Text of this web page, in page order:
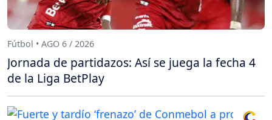
Fútbol • AGO 6 / 2026
Jornada de partidazos: Así se juega la fecha 4
de la Liga BetPlay